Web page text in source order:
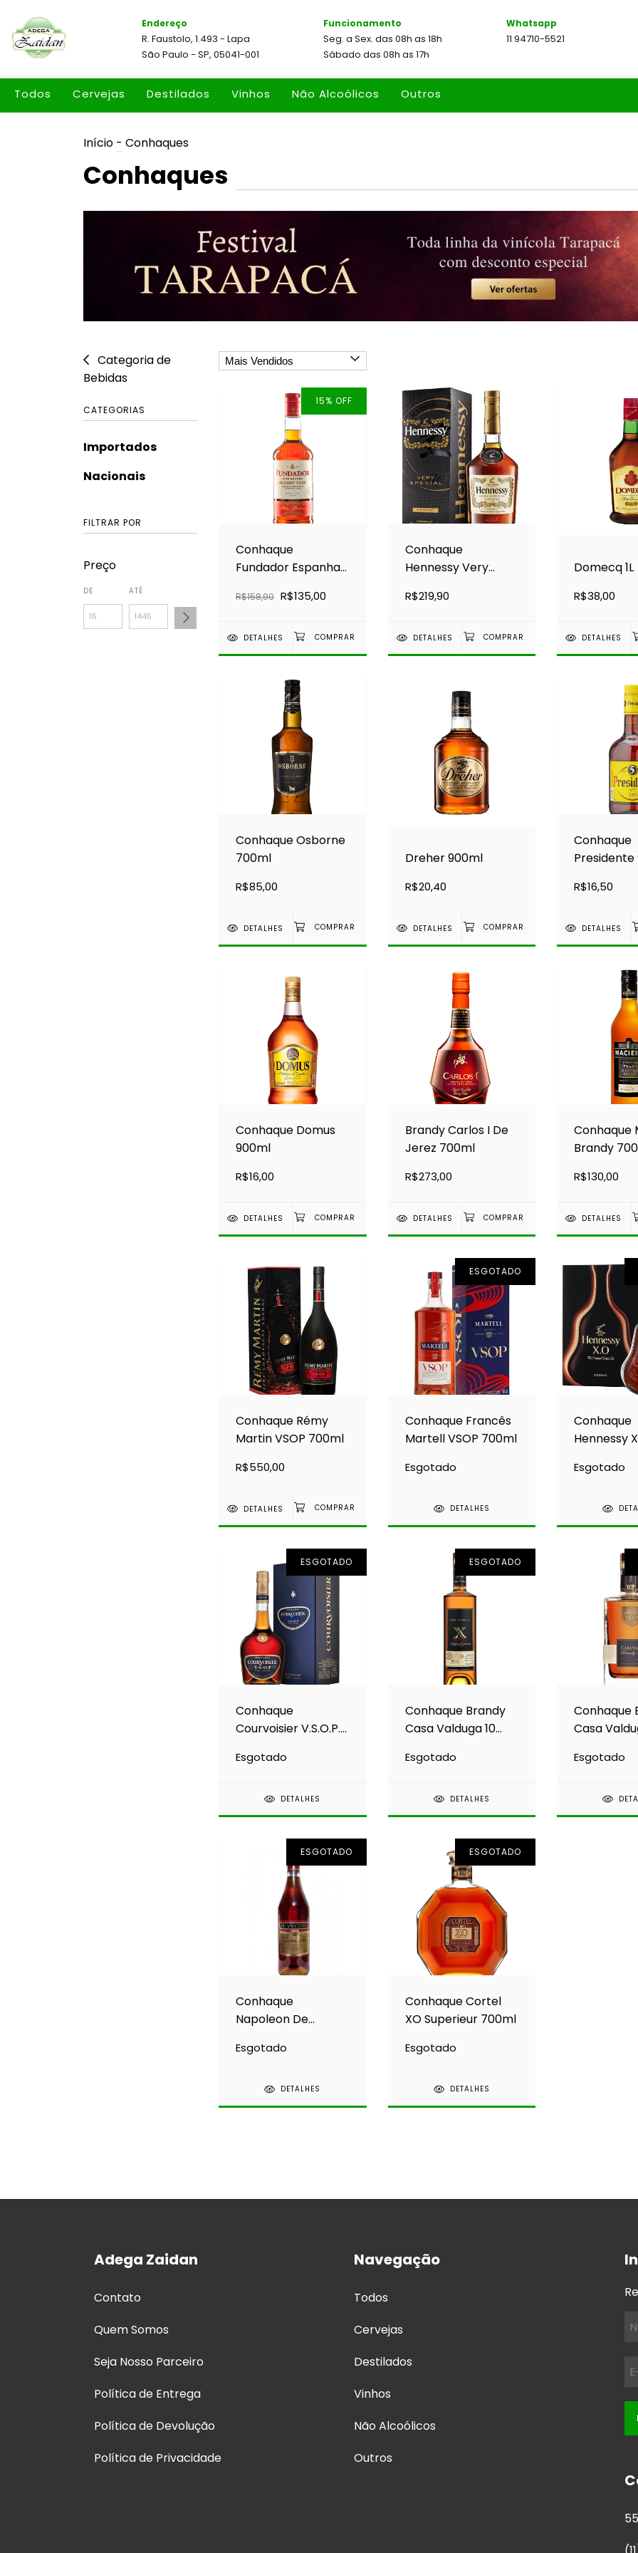
Endereço
R. Faustolo, 1.493 - Lapa
São Paulo - SP, 05041-001
Funcionamento
Seg. a Sex. das 08h as 18h
Sábado das 08h as 17h
Whatsapp
11 94710-5521
Todos Cervejas Destilados Vinhos Não Alcoólicos Outros
Início - Conhaques
Conhaques
Categoria de
Bebidas
CATEGORIAS
Importados
Nacionais
FILTRAR POR
Preço
DE ATÉ
15% OFF
Conhaque
Fundador Espanha
R$158,90 R$135,00
DETALHES
Conhaque
Hennessy Very
R$219,90
DETALHES
Domecq 1L
R$38,00
DETALHES
Conhaque Osborne
700ml
R$85,00
DETALHES
Dreher 900ml
R$20,40
DETALHES
Conhaque
R$16,50
DETALHES
Conhaque Domus
900ml
R$16,00
DETALHES
Brandy Carlos I De
Jerez 700ml
R$273,00
DETALHES
Conhaque
Brandy
R$130,00
DETALHES
Conhaque Rémy
Martin VSOP 700ml
R$550,00
DETALHES
ESGOTADO
Conhaque Francês
Martell VSOP 700ml
Esgotado
DETALHES
Conhaque
Hennessy
Esgotado
ESGOTADO
Conhaque
Courvoisier V.S.O.P.
Esgotado
DETALHES
ESGOTADO
Conhaque Brandy
Casa Valduga 10
Esgotado
DETALHES
Conhaque
Casa
Esgotado
ESGOTADO
Conhaque
Napoleon De
700ml
Esgotado
DETALHES
ESGOTADO
Conhaque Cortel
XO Superieur 700ml
Esgotado
DETALHES
Adega Zaidan
Contato
Quem Somos
Seja Nosso Parceiro
Política de Entrega
Política de Devolução
Política de Privacidade
Navegação
Todos
Cervejas
Destilados
Vinhos
Não Alcoólicos
Outros